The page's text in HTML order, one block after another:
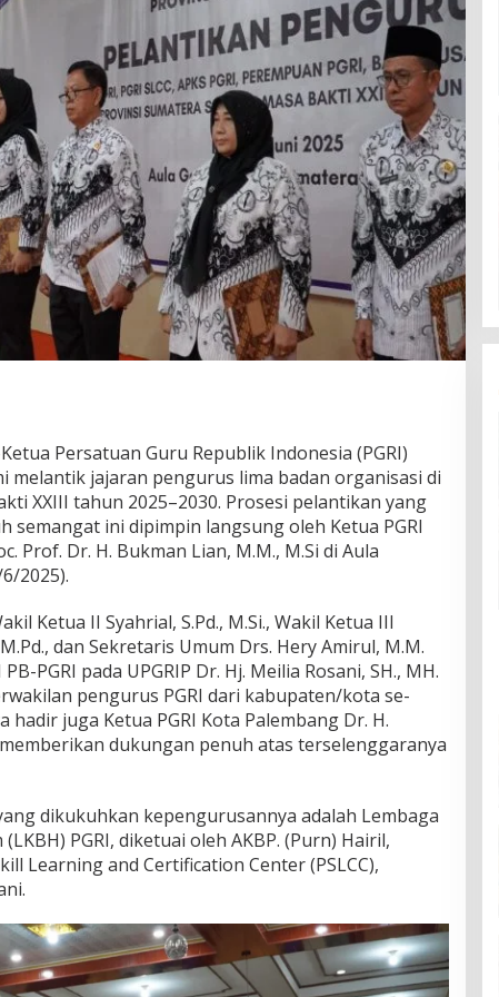
Persatuan Guru Republik Indonesia (PGRI)
melantik jajaran pengurus lima badan organisasi di
XXIII tahun 2025–2030. Prosesi pelantikan yang
semangat ini dipimpin langsung oleh Ketua PGRI
Prof. Dr. H. Bukman Lian, M.M., M.Si di Aula
2025).
Ketua II Syahrial, S.Pd., M.Si., Wakil Ketua III
dan Sekretaris Umum Drs. Hery Amirul, M.M.
PGRI pada UPGRIP Dr. Hj. Meilia Rosani, SH., MH.
pengurus PGRI dari kabupaten/kota se-
hadir juga Ketua PGRI Kota Palembang Dr. H.
dukungan penuh atas terselenggaranya
dikukuhkan kepengurusannya adalah Lembaga
PGRI, diketuai oleh AKBP. (Purn) Hairil,
Learning and Certification Center (PSLCC),